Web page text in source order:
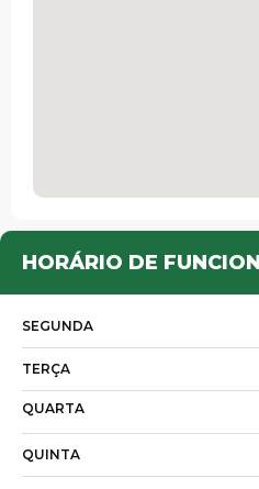
HORÁRIO DE
SEGUNDA
TERÇA
QUARTA
QUINTA